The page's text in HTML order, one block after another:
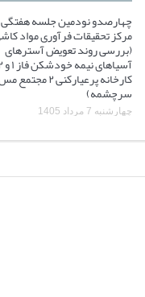
چهارصدو نودمین جلسه هفتگی
مرکز تحقیقات فرآوری مواد
(بررسی روند تعویض آسترهای
آسیاهای
کارخانه پرعیارکنی ۲
سرچشمه)
چهارشنبه 7 مرداد 1405